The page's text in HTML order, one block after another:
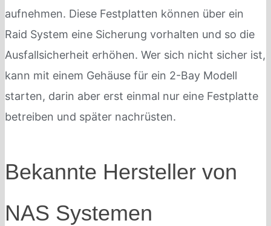
aufnehmen. Diese Festplatten können über ein
Raid System eine Sicherung vorhalten und so die
Ausfallsicherheit erhöhen. Wer sich nicht sicher ist,
kann mit einem Gehäuse für ein 2-Bay Modell
starten, darin aber erst einmal nur eine Festplatte
betreiben und später nachrüsten.
Bekannte Hersteller von
NAS Systemen